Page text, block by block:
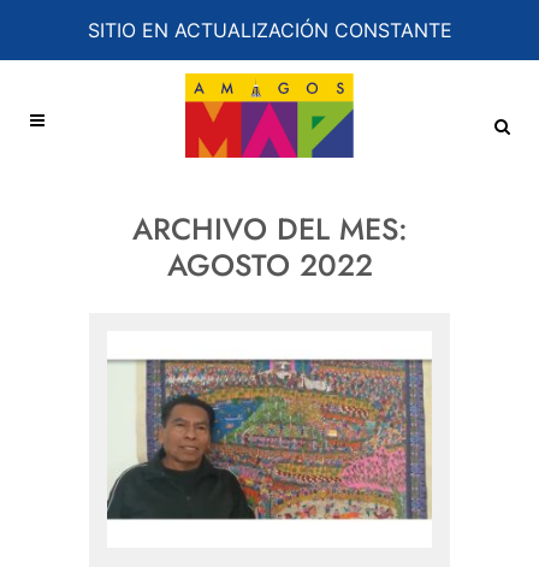
SITIO EN ACTUALIZACIÓN CONSTANTE
ARCHIVO DEL MES:
AGOSTO 2022